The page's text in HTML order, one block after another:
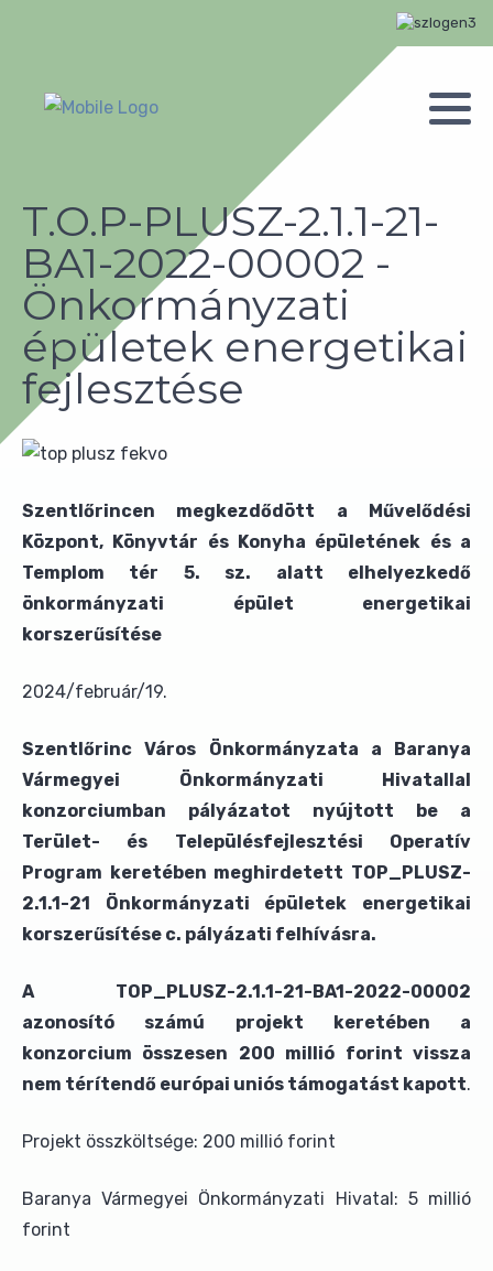
T.O.P-PLUSZ-2.1.1-21-
BA1-2022-00002 -
Önkormányzati
épületek energetikai
fejlesztése
Szentlőrincen megkezdődött a Művelődési
Központ, Könyvtár és Konyha épületének és a
Templom tér 5. sz. alatt elhelyezkedő
önkormányzati épület energetikai
korszerűsítése
2024/február/19.
Szentlőrinc Város Önkormányzata a Baranya
Vármegyei Önkormányzati Hivatallal
konzorciumban pályázatot nyújtott be a
Terület- és Településfejlesztési Operatív
Program keretében meghirdetett TOP_PLUSZ-
2.1.1-21 Önkormányzati épületek energetikai
korszerűsítése c. pályázati felhívásra.
A TOP_PLUSZ-2.1.1-21-BA1-2022-00002
azonosító számú projekt keretében a
konzorcium összesen 200 millió forint vissza
nem térítendő európai uniós támogatást kapott.
Projekt összköltsége: 200 millió forint
Baranya Vármegyei Önkormányzati Hivatal: 5 millió
forint